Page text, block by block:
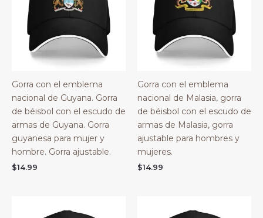
Gorra con el emblema
nacional de Guyana. Gorra
de béisbol con el escudo de
armas de Guyana. Gorra
guyanesa para mujer y
hombre. Gorra ajustable.
$14.99
Gorra con el emblema
nacional de Malasia, gorra
de béisbol con el escudo de
armas de Malasia, gorra
ajustable para hombres y
mujeres.
$14.99